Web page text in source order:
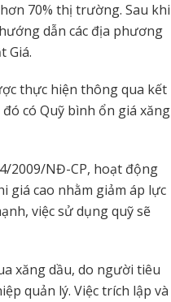
70% thị trường. Sau khi
dẫn các địa phương
Giá.
thực hiện thông qua kết
có Quỹ bình ổn giá xăng
2009/NĐ-CP, hoạt động
giá cao nhằm giảm áp lực
việc sử dụng quỹ sẽ
xăng dầu, do người tiêu
quản lý. Việc trích lập và